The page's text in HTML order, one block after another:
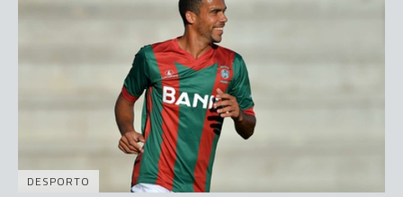
DESPORTO